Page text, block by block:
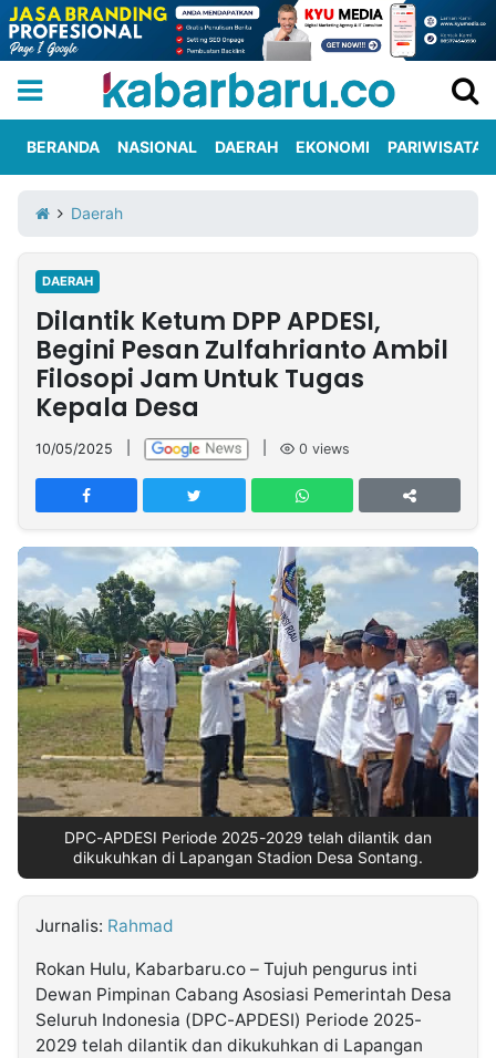
Iklan
Berita
Kami
Nasional
International
Olahraga
Entertainment
Daerah
Pariwisata
Kuliner
Kolom
Network
PT
TREETAN
MULTIMEDIA
INDONESIA
Partner
Insight
NTB
Suara
Time
Lens
IDN
Daily
Jogja
Jalan
Rakyat
Idealita
News
Kita
Notice
Dinamikapost.com
Radar
Baru
Seedbacklink
Follow
Kabarbaru
BERANDA NASIONAL DAERAH EKONOMI PARIWISATA
Daerah
DAERAH
Dilantik Ketum DPP APDESI,
Begini Pesan Zulfahrianto Ambil
Filosopi Jam Untuk Tugas
Kepala Desa
10/05/2025 0 views
DPC-APDESI Periode 2025-2029 telah dilantik dan
dikukuhkan di Lapangan Stadion Desa Sontang.
Jurnalis: Rahmad
Rokan Hulu, Kabarbaru.co – Tujuh pengurus inti
Dewan Pimpinan Cabang Asosiasi Pemerintah Desa
Seluruh Indonesia (DPC-APDESI) Periode 2025-
2029 telah dilantik dan dikukuhkan di Lapangan